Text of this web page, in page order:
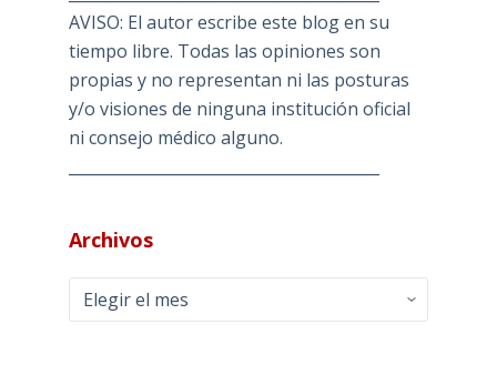
AVISO: El autor escribe este blog en su
tiempo libre. Todas las opiniones son
propias y no representan ni las posturas
y/o visiones de ninguna institución oficial
ni consejo médico alguno.
Archivos
Archivos